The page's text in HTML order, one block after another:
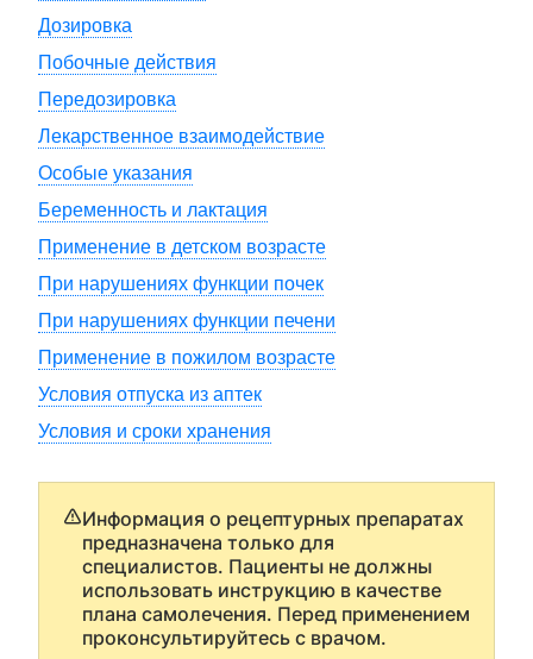
Дозировка
Побочные действия
Передозировка
Лекарственное взаимодействие
Особые указания
Беременность и лактация
Применение в детском возрасте
При нарушениях функции почек
При нарушениях функции печени
Применение в пожилом возрасте
Условия отпуска из аптек
Условия и сроки хранения
Информация о рецептурных препаратах
предназначена только для
специалистов. Пациенты не должны
использовать инструкцию в качестве
плана самолечения. Перед применением
проконсультируйтесь с врачом.